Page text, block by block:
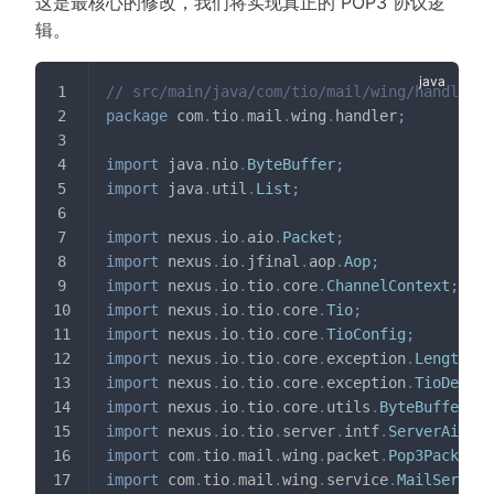
辑。
// src/main/java/com/tio/mail/wing/handler/
package com. tio.mail .wing . handler;
import java. nio. ByteBuffer;
import
java. util . List ;
import nexus . io. aio. Packet ;
import
nexus . io. jfinal . aop.Aop;
import
nexus . io. tio. core. ChannelContext ;
import
nexus . io. tio. core.Tio;
import
nexus . io. tio. core.TioConfig ;
import
nexus . io. tio. core. exception.
import
nexus . io. tio. core. exception.
import
nexus . io. tio. core. utils .
import
nexus . io. tio. server. intf.
import
com. tio.mail .wing . packet . Pop3Packet
import
com. tio.mail .wing . service.MailService